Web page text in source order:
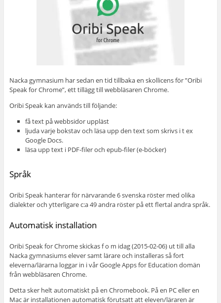
Nacka gymnasium har sedan en tid tillbaka en skollicens för ”Oribi
Speak for Chrome”, ett tillägg till webbläsaren Chrome.
Oribi Speak kan används till följande:
få text på webbsidor uppläst
ljuda varje bokstav och läsa upp den text som skrivs i t ex
Google Docs.
läsa upp text i PDF-filer och epub-filer (e-böcker)
Språk
Oribi Speak hanterar för närvarande 6 svenska röster med olika
dialekter och ytterligare c:a 49 andra röster på ett flertal andra språk.
Automatisk installation
Oribi Speak for Chrome skickas f o m idag (2015-02-06) ut till alla
Nacka gymnasiums elever samt lärare och installeras så fort
eleverna/lärarna loggar in i vår Google Apps for Education domän
från webbläsaren Chrome.
Detta sker helt automatiskt på en Chromebook. På en PC eller en
Mac är installationen automatisk förutsatt att eleven/läraren är